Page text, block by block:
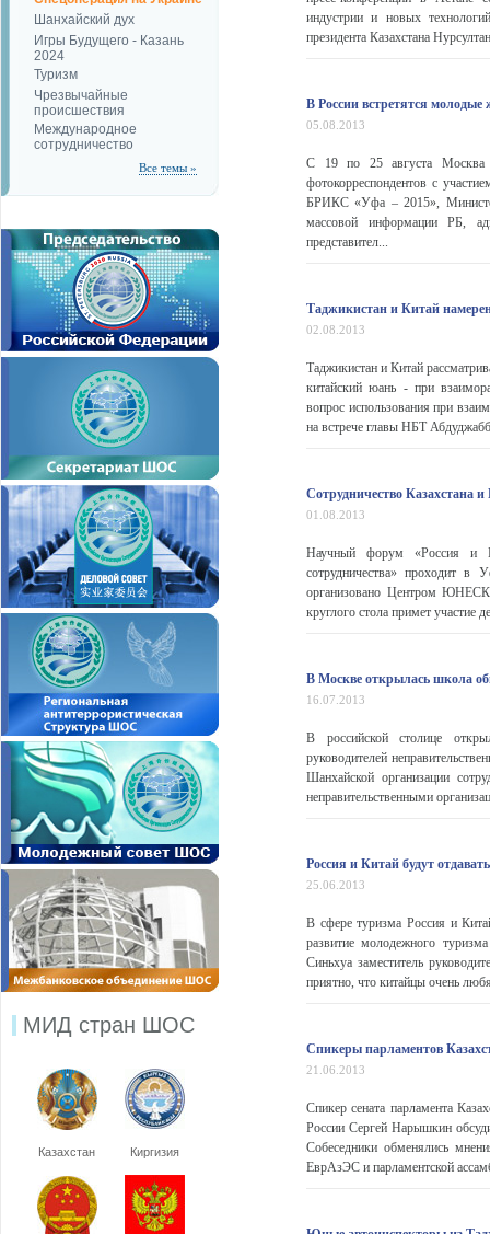
Шанхайский дух
Игры Будущего - Казань
2024
Туризм
Чрезвычайные
происшествия
Международное
сотрудничество
Все темы »
МИД стран ШОС
Казахстан Киргизия
индустрии и новых
президента Казахстана
В России встретятся
05.08.2013
С 19 по 25 августа Москва
фотокорреспондентов с
БРИКС «Уфа – 2015»,
массовой информации РБ,
представител...
Таджикистан и Китай
02.08.2013
Таджикистан и Китай
китайский юань - при
вопрос использования при
на встрече главы НБТ
Сотрудничество Казахстана
01.08.2013
Научный форум «Россия и
сотрудничества» проходит в
организовано Центром
круглого стола примет участие
В Москве открылась школа
16.07.2013
В российской столице
руководителей
Шанхайской организации
неправительственными
Россия и Китай будут
25.06.2013
В сфере туризма Россия и
развитие молодежного
Синьхуа заместитель
приятно, что китайцы очень
Спикеры парламентов
21.06.2013
Спикер сената парламента
России Сергей Нарышкин
Собеседники обменялись
ЕврАзЭС и парламентской